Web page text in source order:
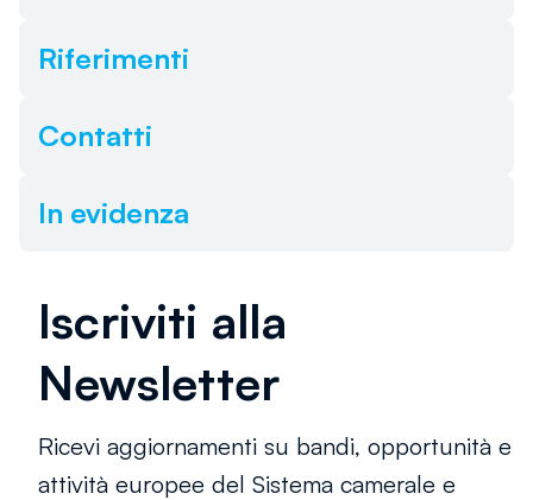
Riferimenti
Contatti
In evidenza
Iscriviti alla
Newsletter
Ricevi aggiornamenti su bandi, opportunità e
attività europee del Sistema camerale e